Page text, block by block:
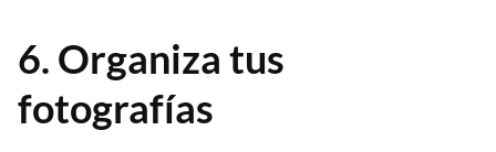
6. Organiza tus
fotografías